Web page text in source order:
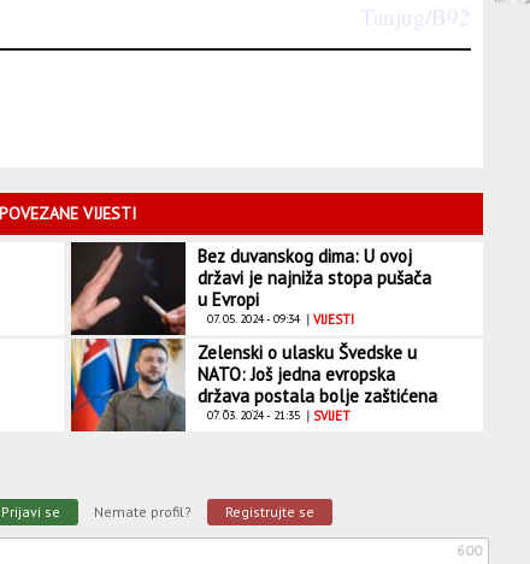
Tanjug/B92
POVEZANE VIJESTI
Bez duvanskog dima: U ovoj
državi je najniža stopa pušača
u Evropi
07. 05. 2024 - 09:34 | VIJESTI
Zelenski o ulasku Švedske u
NATO: Još jedna evropska
država postala bolje zaštićena
od Rusije
07. 03. 2024 - 21:35 | SVIJET
Prijavi se Nemate profil? Registrujte se
600